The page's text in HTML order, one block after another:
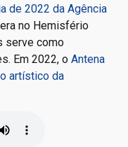
de 2022 da Agência
no Hemisfério
serve como
Em 2022, o Antena
artístico da